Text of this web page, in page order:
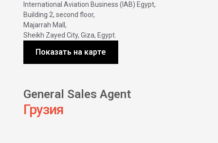
International Aviation Business (IAB) Egypt,
Building 2, second floor,
Majarrah Mall,
Sheikh Zayed City, Giza, Egypt.
Показать на карте
General Sales Agent
Грузия